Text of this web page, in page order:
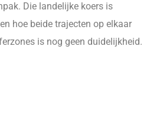
Die landelijke koers is
hoe beide trajecten op elkaar
is nog geen duidelijkheid.